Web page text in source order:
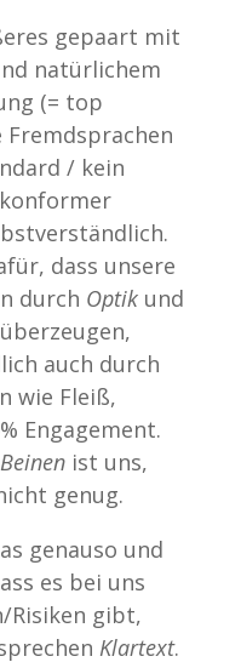
gepaart mit
natürlichem
(= top
Fremdsprachen
/ kein
dass unsere
durch Optikund
auch durch
wie Fleiß,
Engagement.
ist uns,
genug.
genauso und
es bei uns
Risiken gibt,
Klartext.